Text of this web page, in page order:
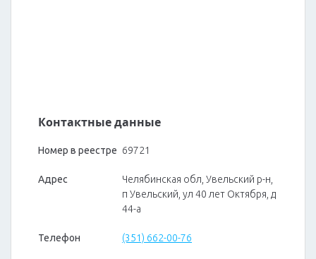
Контактные данные
Номер в реестре 69721
Адрес
Челябинская обл, Увельский р-н,
п Увельский, ул 40 лет Октября, д
44-а
Телефон (351) 662-00-76